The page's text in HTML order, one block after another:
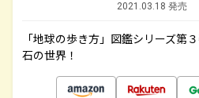
2021.03.18 発売
「地球の歩き方」図鑑シリーズ第
石の世界！